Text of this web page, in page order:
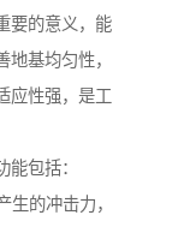
要的意义，能
基均匀性，
应性强，是工
包括：
生的冲击力，